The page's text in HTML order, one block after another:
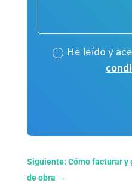
He leído y
Siguiente: Cómo facturar
de obra →